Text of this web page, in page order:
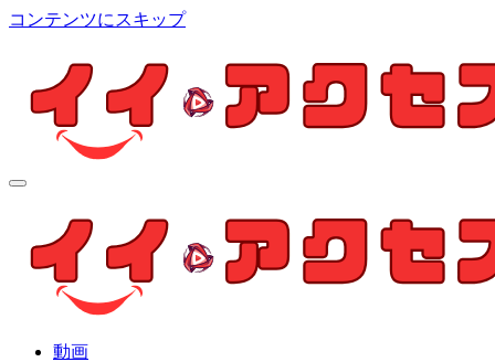
コンテンツにスキップ
個人制作アニメを中心とした動画紹介ブログ
動画